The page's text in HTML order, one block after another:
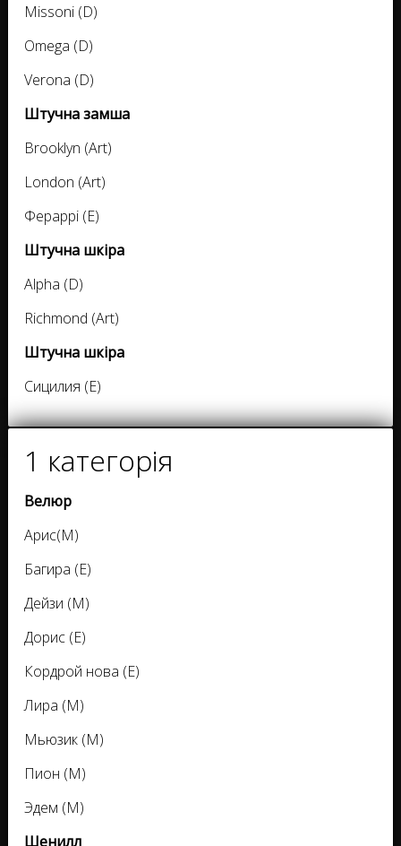
Missoni (D)
Omega (D)
Verona (D)
Штучна замша
Brooklyn (Art)
London (Art)
Фераррі (E)
Штучна шкіра
Alpha (D)
Richmond (Art)
Штучна шкіра
Сицилия (E)
1 категорія
Велюр
Арис(М)
Багира (Е)
Дейзи (М)
Дорис (Е)
Кордрой нова (Е)
Лира (М)
Мьюзик (М)
Пион (М)
Эдем (М)
Шенилл